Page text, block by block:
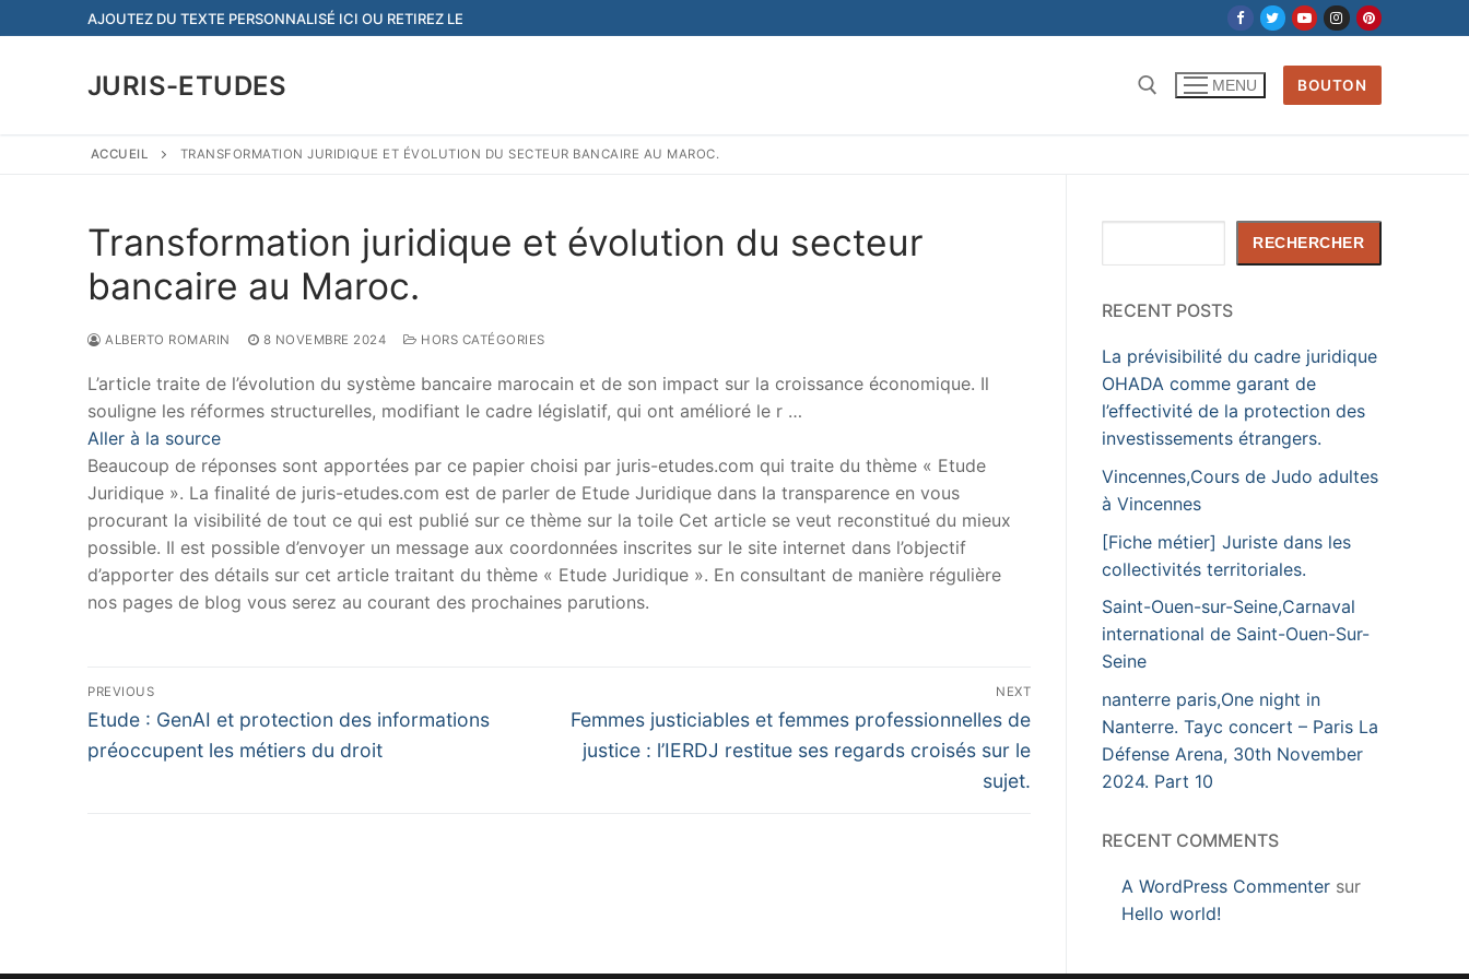
au
AJOUTEZ DU TEXTE PERSONNALISÉ ICI OU RETIREZ LE
JURIS-ETUDES MENU BOUTON
ACCUEIL TRANSFORMATION JURIDIQUE ET ÉVOLUTION DU SECTEUR BANCAIRE AU MAROC.
Transformation juridique et évolution du secteur
bancaire au Maroc.
ALBERTO ROMARIN 8 NOVEMBRE 2024 HORS CATÉGORIES
L’article traite de l’évolution du système bancaire marocain et de son impact sur la croissance économique. Il
souligne les réformes structurelles, modifiant le cadre législatif, qui ont amélioré le r …
Aller à la source
Beaucoup de réponses sont apportées par ce papier choisi par juris-etudes.com qui traite du thème « Etude
Juridique ». La finalité de juris-etudes.com est de parler de Etude Juridique dans la transparence en vous
procurant la visibilité de tout ce qui est publié sur ce thème sur la toile Cet article se veut reconstitué du mieux
possible. Il est possible d’envoyer un message aux coordonnées inscrites sur le site internet dans l’objectif
d’apporter des détails sur cet article traitant du thème « Etude Juridique ». En consultant de manière régulière
nos pages de blog vous serez au courant des prochaines parutions.
Navigation
de
l’article
PREVIOUS
Previous
post:
Etude : GenAI et protection des informations
préoccupent les métiers du droit
NEXT
Next
post:
Femmes justiciables et femmes professionnelles de
justice : l’IERDJ restitue ses regards croisés sur le
sujet.
RECHERCHER
RECENT POSTS
La prévisibilité du cadre juridique
OHADA comme garant de
l’effectivité de la protection des
investissements étrangers.
Vincennes,Cours de Judo adultes
à Vincennes
[Fiche métier] Juriste dans les
collectivités territoriales.
Saint-Ouen-sur-Seine,Carnaval
international de Saint-Ouen-Sur-
Seine
nanterre paris,One night in
Nanterre. Tayc concert – Paris La
Défense Arena, 30th November
2024. Part 10
RECENT COMMENTS
A WordPress Commenter sur
Hello world!